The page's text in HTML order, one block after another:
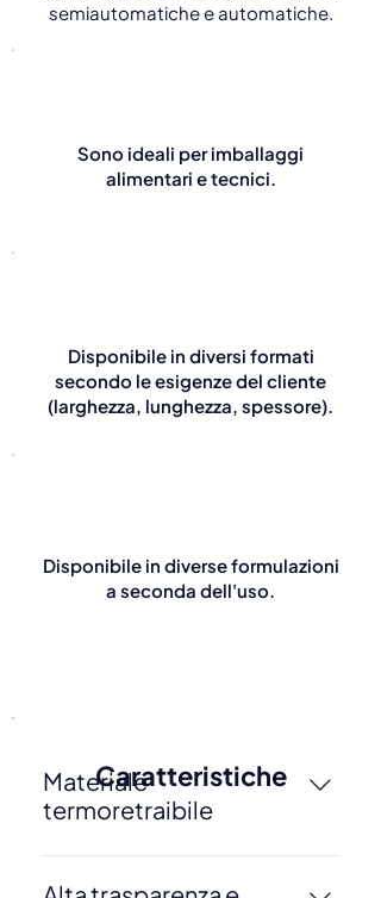
semiautomatiche e automatiche.
Sono ideali per imballaggi
alimentari e tecnici.
Disponibile in diversi formati
secondo le esigenze del cliente
(larghezza, lunghezza, spessore).
Disponibile in diverse formulazioni
a seconda dell'uso.
Caratteristiche
Materiale
termoretraibile
Si restringe applicando calore,
adattandosi saldamente al